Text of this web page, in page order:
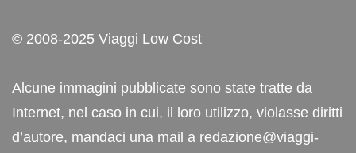
© 2008-2025 Viaggi Low Cost
Alcune immagini pubblicate sono state tratte da
Internet, nel caso in cui, il loro utilizzo, violasse diritti
d’autore, mandaci una mail a redazione@viaggi-